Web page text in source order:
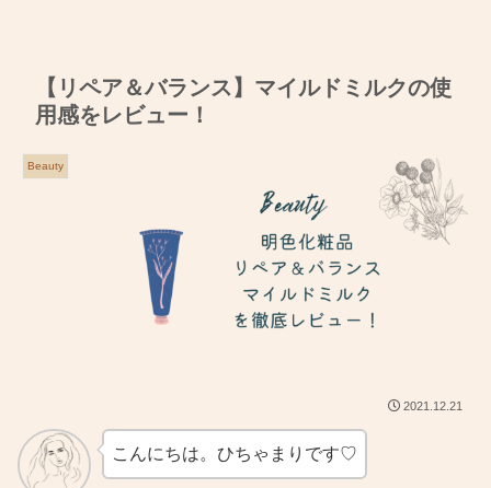
【リペア＆バランス】マイルドミルクの使
用感をレビュー！
Beauty
2021.12.21
こんにちは。ひちゃまりです♡